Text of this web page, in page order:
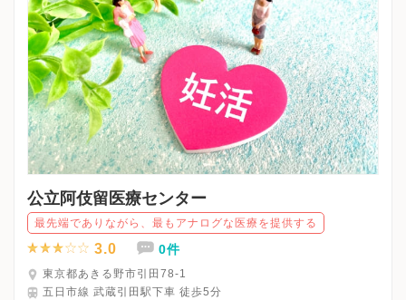
公立阿伎留医療センター
最先端でありながら、最もアナログな医療を提供する
3.0 0件
東京都あきる野市引田78-1
五日市線 武蔵引田駅下車 徒歩5分